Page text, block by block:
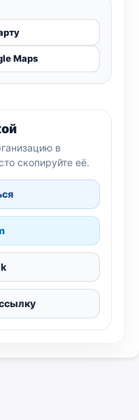
Maps
в
скопируйте её.